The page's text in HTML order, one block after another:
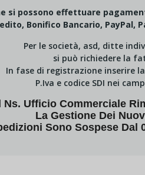
si possono effettuare
Bonifico Bancario, PayPal,
Per le società, asd, ditte
si può richiedere la
In fase di registrazione inserire
P.Iva e codice SDI nei
Ns. Ufficio Commerciale
La Gestione Dei
Sono Sospese Dal